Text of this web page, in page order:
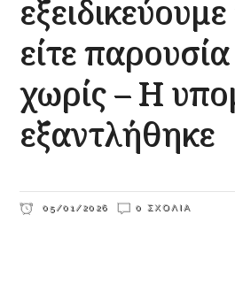
είτε
χωρίς – Η
εξαντλήθηκε
05/01/2026 0 ΣΧΌΛΙΑ